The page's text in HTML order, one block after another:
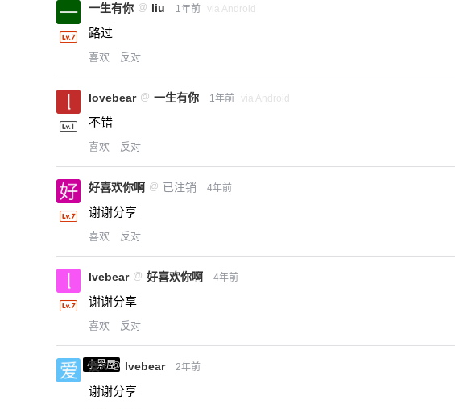
一生有你 @ liu 1年前 via Android
路过
喜欢 反对
lovebear @ 一生有你 1年前 via Android
不错
喜欢 反对
好喜欢你啊 @ 已注销 4年前
谢谢分享
喜欢 反对
lvebear @ 好喜欢你啊 4年前
谢谢分享
喜欢 反对
小黑屋
爱X @ lvebear 2年前
谢谢分享